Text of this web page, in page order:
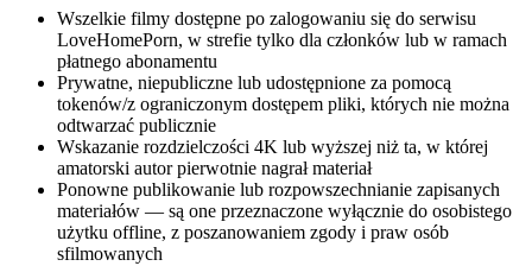
Wszelkie filmy dostępne po zalogowaniu się do serwisu
LoveHomePorn, w strefie tylko dla członków lub w ramach
płatnego abonamentu
Prywatne, niepubliczne lub udostępnione za pomocą
tokenów/z ograniczonym dostępem pliki, których nie można
odtwarzać publicznie
Wskazanie rozdzielczości 4K lub wyższej niż ta, w której
amatorski autor pierwotnie nagrał materiał
Ponowne publikowanie lub rozpowszechnianie zapisanych
materiałów — są one przeznaczone wyłącznie do osobistego
użytku offline, z poszanowaniem zgody i praw osób
sfilmowanych